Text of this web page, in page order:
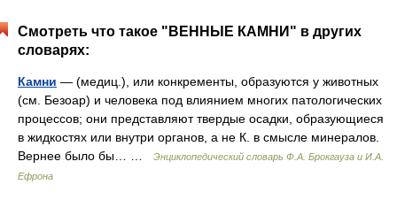
Смотреть что такое "ВЕННЫЕ КАМНИ" в других
словарях:
Камни — (медиц.), или конкременты, образуются у животных
(см. Безоар) и человека под влиянием многих патологических
процессов; они представляют твердые осадки, образующиеся
в жидкостях или внутри органов, а не К. в смысле минералов.
Вернее было бы… …
Энциклопедический словарь Ф.А. Брокгауза и И.А.
Ефрона